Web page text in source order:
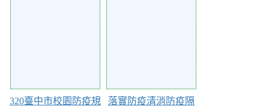
320臺中市校園防疫規
落實防疫清消防疫隔